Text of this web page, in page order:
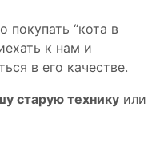
покупать “кота в
к нам и
в его качестве.
старую технику или